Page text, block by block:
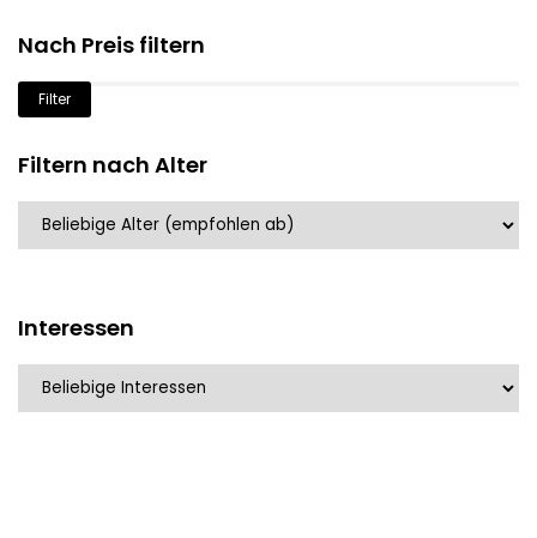
Nach Preis filtern
Min.
Preis
Max.
Preis
Filter
Filtern nach Alter
Interessen